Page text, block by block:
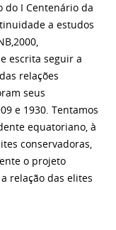
do I Centenário da
a estudos
escrita seguir a
relações
seus
e 1930. Tentamos
equatoriano, à
conservadoras,
o projeto
relação das elites